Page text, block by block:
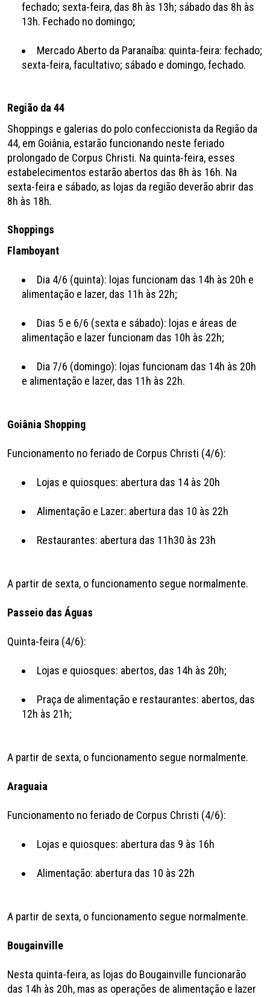
fechado; sexta-feira, das 8h às 13h; sábado das 8h às
13h. Fechado no domingo;
Mercado Aberto da Paranaíba: quinta-feira: fechado;
sexta-feira, facultativo; sábado e domingo, fechado.
Região da 44
Shoppings e galerias do polo confeccionista da Região da
44, em Goiânia, estarão funcionando neste feriado
prolongado de Corpus Christi. Na quinta-feira, esses
estabelecimentos estarão abertos das 8h às 16h. Na
sexta-feira e sábado, as lojas da região deverão abrir das
8h às 18h.
Shoppings
Flamboyant
Dia 4/6 (quinta): lojas funcionam das 14h às 20h e
alimentação e lazer, das 11h às 22h;
Dias 5 e 6/6 (sexta e sábado): lojas e áreas de
alimentação e lazer funcionam das 10h às 22h;
Dia 7/6 (domingo): lojas funcionam das 14h às 20h
e alimentação e lazer, das 11h às 22h.
Goiânia Shopping
Funcionamento no feriado de Corpus Christi (4/6):
Lojas e quiosques: abertura das 14 às 20h
Alimentação e Lazer: abertura das 10 às 22h
Restaurantes: abertura das 11h30 às 23h
A partir de sexta, o funcionamento segue normalmente.
Passeio das Águas
Quinta-feira (4/6):
Lojas e quiosques: abertos, das 14h às 20h;
Praça de alimentação e restaurantes: abertos, das
12h às 21h;
A partir de sexta, o funcionamento segue normalmente.
Araguaia
Funcionamento no feriado de Corpus Christi (4/6):
Lojas e quiosques: abertura das 9 às 16h
Alimentação: abertura das 10 às 22h
A partir de sexta, o funcionamento segue normalmente.
Bougainville
Nesta quinta-feira, as lojas do Bougainville funcionarão
das 14h às 20h, mas as operações de alimentação e lazer